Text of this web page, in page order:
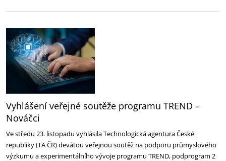
Vyhlášení veřejné soutěže programu TREND –
Nováčci
Ve středu 23. listopadu vyhlásila Technologická agentura České
republiky (TA ČR) devátou veřejnou soutěž na podporu průmyslového
výzkumu a experimentálního vývoje programu TREND, podprogram 2